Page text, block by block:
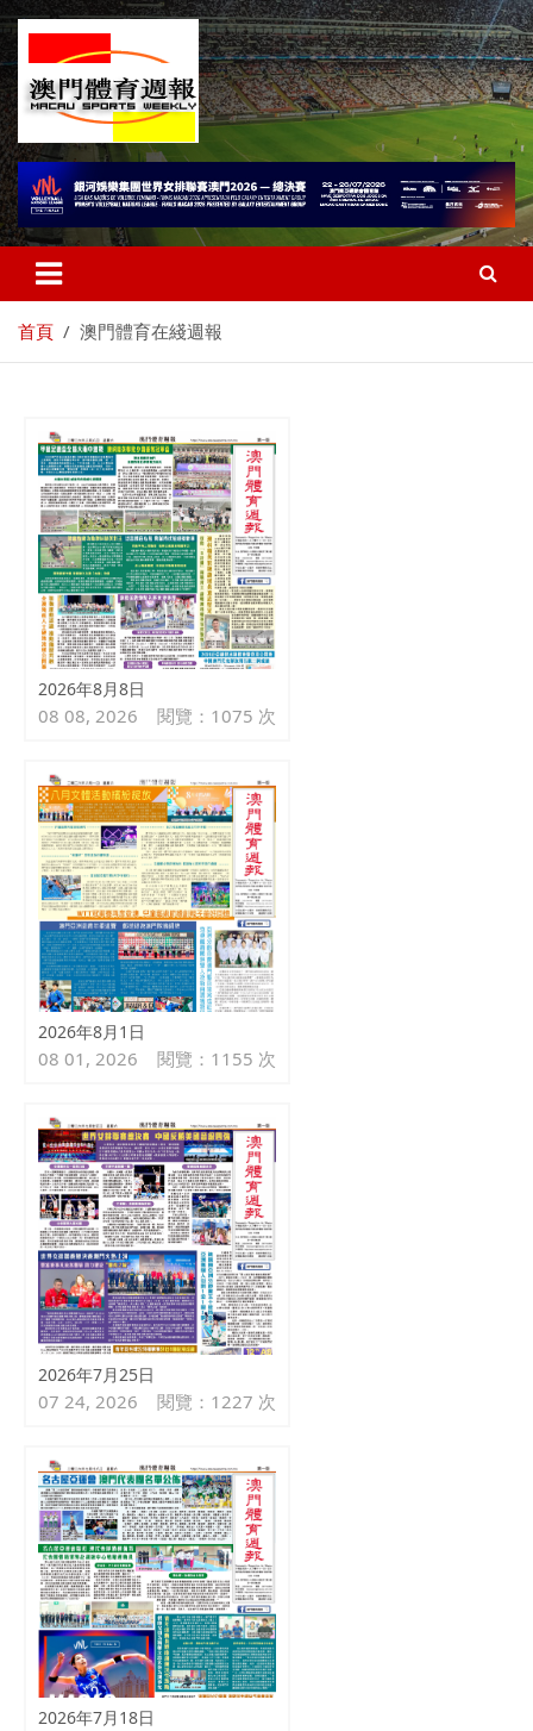
首頁 澳門體育在綫週報
2026年8月8日
閱覽：1075 次
08 08, 2026
2026年8月1日
閱覽：1155 次
08 01, 2026
2026年7月25日
閱覽：1227 次
07 24, 2026
2026年7月18日